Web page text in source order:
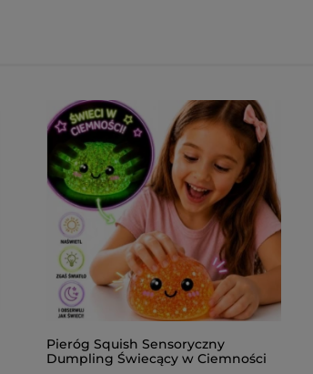
Pieróg Squish Sensoryczny
Dumpling Świecący w Ciemności